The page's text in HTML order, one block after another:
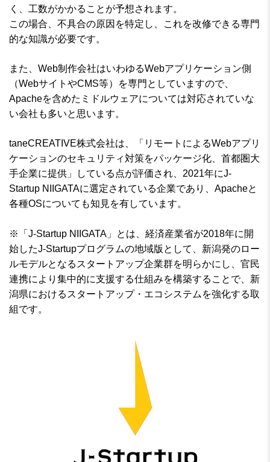
く、工数がかかることが予想されます。
この場合、不具合の原因を特定し、これを改修できる専門
的な知識が必要です。
また、Web制作会社はいわゆるWebアプリケーション側
（WebサイトやCMS等）を専門としていますので、
Apacheを含めたミドルウェアについては対応されていな
い会社も多いと思います。
taneCREATIVE株式会社は、「リモートによるWebアプリ
ケーションのセキュリティ対策をパッケージ化、首都圏大
手企業に提供」している点が評価され、2021年にJ-
Startup NIIGATAに選定されている企業であり、Apacheと
各種OSについても知見を有しています。
※「J-Startup NIIGATA」とは、経済産業省が2018年に開
始したJ-Startupプログラムの地域版として、新潟発のロー
ルモデルとなるスタートアップ企業群を明らかにし、官民
連携により集中的に支援する仕組みを構築することで、新
潟県におけるスタートアップ・エコシステムを強化する取
組です。